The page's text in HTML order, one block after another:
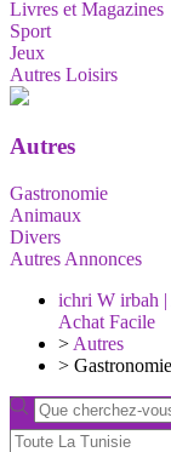
Livres et Magazines
Sport
Jeux
Autres Loisirs
Autres
Gastronomie
Animaux
Divers
Autres Annonces
ichri W irbah |
Achat Facile
> Autres
> Gastronomie